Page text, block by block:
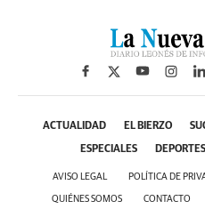
ACTUALIDAD EL BIERZO
ESPECIALES DEPORTES
AVISO LEGAL POLÍTICA DE
QUIÉNES SOMOS CONTACTO